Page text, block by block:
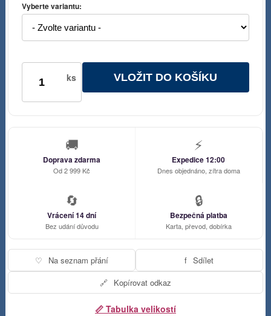
Vyberte variantu:
ks VLOŽIT DO KOŠÍKU
🚚
Doprava zdarma
Od 2 999 Kč
⚡
Expedice 12:00
Dnes objednáno, zítra doma
🔄
Vrácení 14 dní
Bez udání důvodu
🔒
Bezpečná platba
Karta, převod, dobírka
♡ Na seznam přání f Sdílet
🔗 Kopírovat odkaz
📏 Tabulka velikostí